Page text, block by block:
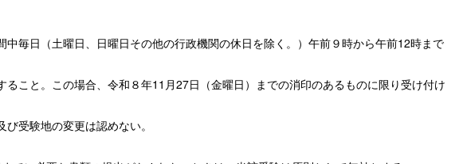
毎日（土曜日、日曜日その他の行政機関の休日を除く。）午前９時から午前12時まで
こと。この場合、令和８年11月27日（金曜日）までの消印のあるものに限り受け付け
受験地の変更は認めない。